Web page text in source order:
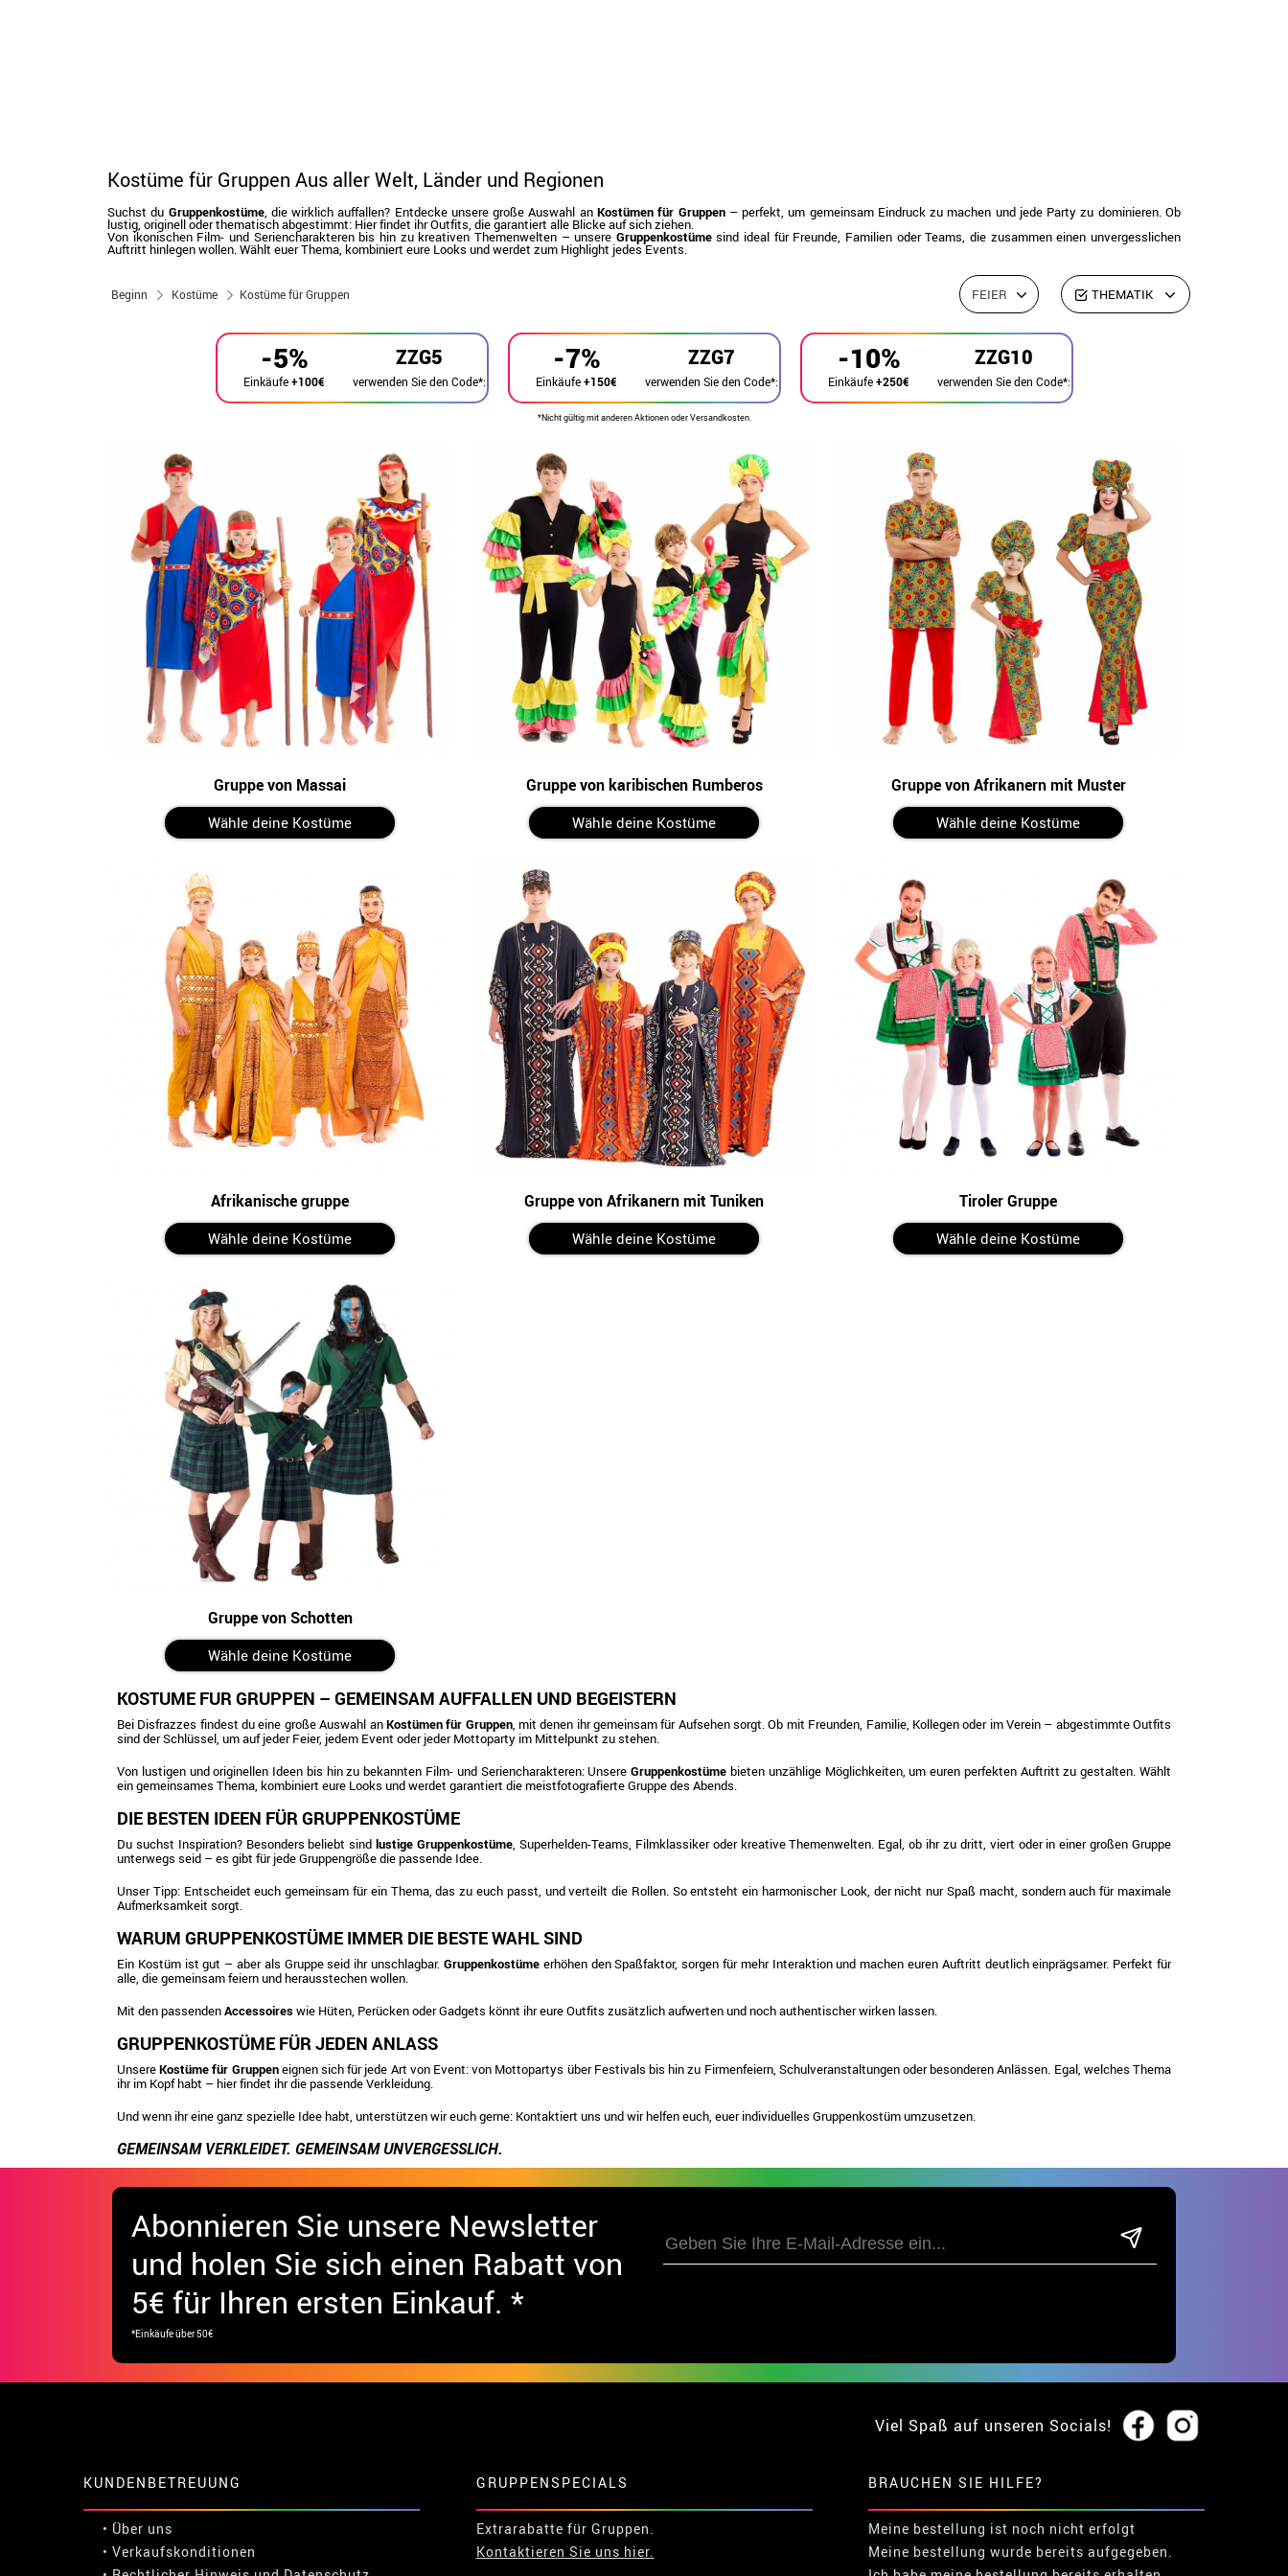
Kostüme für Gruppen Aus aller Welt, Länder und Regionen
Suchst du Gruppenkostüme, die wirklich auffallen? Entdecke unsere große Auswahl an Kostümen für Gruppen– perfekt, um gemeinsam Eindruck zu machen und jede Party zu dominieren. Ob
lustig, originell oder thematisch abgestimmt: Hier findet ihr Outfits, die garantiert alle Blicke auf sich ziehen.
Von ikonischen Film- und Seriencharakteren bis hin zu kreativen Themenwelten – unsere Gruppenkostümesind ideal für Freunde, Familien oder Teams, die zusammen einen unvergesslichen
Auftritt hinlegen wollen. Wählt euer Thema, kombiniert eure Looks und werdet zum Highlight jedes Events.
Beginn Kostüme Kostüme für Gruppen FEIER THEMATIK
-5%
Einkäufe+100€
ZZG5
verwenden Sie den Code*:
-7%
Einkäufe+150€
ZZG7
verwenden Sie den Code*:
-10%
Einkäufe+250€
ZZG10
verwenden Sie den Code*:
*Nicht gültig mit anderen Aktionen oder Versandkosten.
Gruppe von Massai
Wähle deine Kostüme
Gruppe von karibischen Rumberos
Wähle deine Kostüme
Gruppe von Afrikanern mit Muster
Wähle deine Kostüme
Afrikanische gruppe
Wähle deine Kostüme
Gruppe von Afrikanern mit Tuniken
Wähle deine Kostüme
Tiroler Gruppe
Wähle deine Kostüme
Gruppe von Schotten
Wähle deine Kostüme
KOSTÜME FÜR GRUPPEN – GEMEINSAM AUFFALLEN UND BEGEISTERN
Bei Disfrazzes findest du eine große Auswahl anKostümen für Gruppen, mit denen ihr gemeinsam für Aufsehen sorgt. Ob mit Freunden, Familie, Kollegen oder im Verein – abgestimmte Outfits
sind der Schlüssel, um auf jeder Feier, jedem Event oder jeder Mottoparty im Mittelpunkt zu stehen.
Von lustigen und originellen Ideen bis hin zu bekannten Film- und Seriencharakteren: UnsereGruppenkostüme bieten unzählige Möglichkeiten, um euren perfekten Auftritt zu gestalten. Wählt
ein gemeinsames Thema, kombiniert eure Looks und werdet garantiert die meistfotografierte Gruppe des Abends.
DIE BESTEN IDEEN FÜR GRUPPENKOSTÜME
Du suchst Inspiration? Besonders beliebt sindlustige Gruppenkostüme , Superhelden-Teams, Filmklassiker oder kreative Themenwelten. Egal, ob ihr zu dritt, viert oder in einer großen Gruppe
unterwegs seid – es gibt für jede Gruppengröße die passende Idee.
Unser Tipp: Entscheidet euch gemeinsam für ein Thema, das zu euch passt, und verteilt die Rollen. So entsteht ein harmonischer Look, der nicht nur Spaß macht, sondern auch für maximale
Aufmerksamkeit sorgt.
WARUM GRUPPENKOSTÜME IMMER DIE BESTE WAHL SIND
Ein Kostüm ist gut – aber als Gruppe seid ihr unschlagbar. Gruppenkostümeerhöhen den Spaßfaktor, sorgen für mehr Interaktion und machen euren Auftritt deutlich einprägsamer. Perfekt für
alle, die gemeinsam feiern und herausstechen wollen.
Mit den passendenAccessoireswie Hüten, Perücken oder Gadgets könnt ihr eure Outfits zusätzlich aufwerten und noch authentischer wirken lassen.
GRUPPENKOSTÜME FÜR JEDEN ANLASS
UnsereKostüme für Gruppeneignen sich für jede Art von Event: von Mottopartys über Festivals bis hin zu Firmenfeiern, Schulveranstaltungen oder besonderen Anlässen. Egal, welches Thema
ihr im Kopf habt – hier findet ihr die passende Verkleidung.
Und wenn ihr eine ganz spezielle Idee habt, unterstützen wir euch gerne: Kontaktiert uns und wir helfen euch, euer individuelles Gruppenkostüm umzusetzen.
GEMEINSAM VERKLEIDET. GEMEINSAM UNVERGESSLICH.
Abonnieren Sie unsere Newsletter
und holen Sie sich einen Rabatt von
5€ für Ihren ersten Einkauf. *
*Einkäufe über 50€
Viel Spaß auf unseren Socials!
KUNDENBETREUUNG
• Über uns
• Verkaufskonditionen
GRUPPENSPECIALS
Extrarabatte für Gruppen.
Kontaktieren Sie uns hier.
BRAUCHEN SIE HILFE?
Meine bestellung ist noch nicht erfolgt
Meine bestellung wurde bereits aufgegeben.